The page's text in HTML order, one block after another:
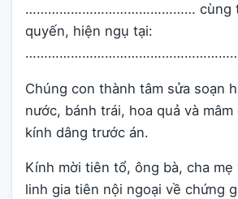
……………………………………… cùng
quyến, hiện ngụ tại:
Chúng con thành tâm sửa soạn
nước, bánh trái, hoa quả và mâm
kính dâng trước án.
Kính mời tiên tổ, ông bà, cha mẹ
linh gia tiên nội ngoại về chứng